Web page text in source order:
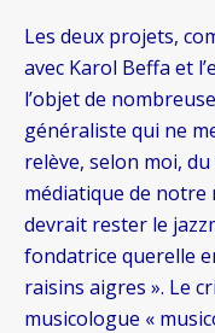
Les deux projets,
avec Karol Beffa et
l’objet de
généraliste qui ne
relève, selon moi,
médiatique de notre
devrait rester le
fondatrice querelle
raisins aigres ». Le
musicologue «